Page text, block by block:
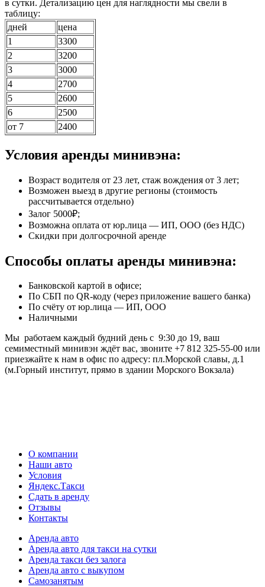
в сутки. Детализацию цен для наглядности мы свели в
таблицу:
дней
цена
1
3300
2
3200
3
3000
4
2700
5
2600
6
2500
от 7
2400
Условия аренды минивэна:
Возраст водителя от 23 лет, стаж вождения от 3 лет;
Возможен выезд в другие регионы (стоимость
рассчитывается отдельно)
Залог 5000₽;
Возможна оплата от юр.лица — ИП, ООО (без НДС)
Скидки при долгосрочной аренде
Способы оплаты аренды минивэна:
Банковской картой в офисе;
По СБП по QR-коду (через приложение вашего банка)
По счёту от юр.лица — ИП, ООО
Наличными
Мы работаем каждый будний день с 9:30 до 19, ваш
семиместный минивэн ждёт вас, звоните +7 812 325-55-00 или
приезжайте к нам в офис по адресу: пл.Морской славы, д.1
(м.Горный институт, прямо в здании Морского Вокзала)
О компании
Наши авто
Условия
Яндекс.Такси
Сдать в аренду
Отзывы
Контакты
Аренда авто
Аренда авто для такси на сутки
Аренда такси без залога
Аренда авто с выкупом
Самозанятым